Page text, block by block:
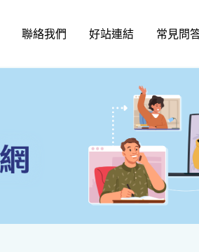
聯絡我們 好站連結 常見問